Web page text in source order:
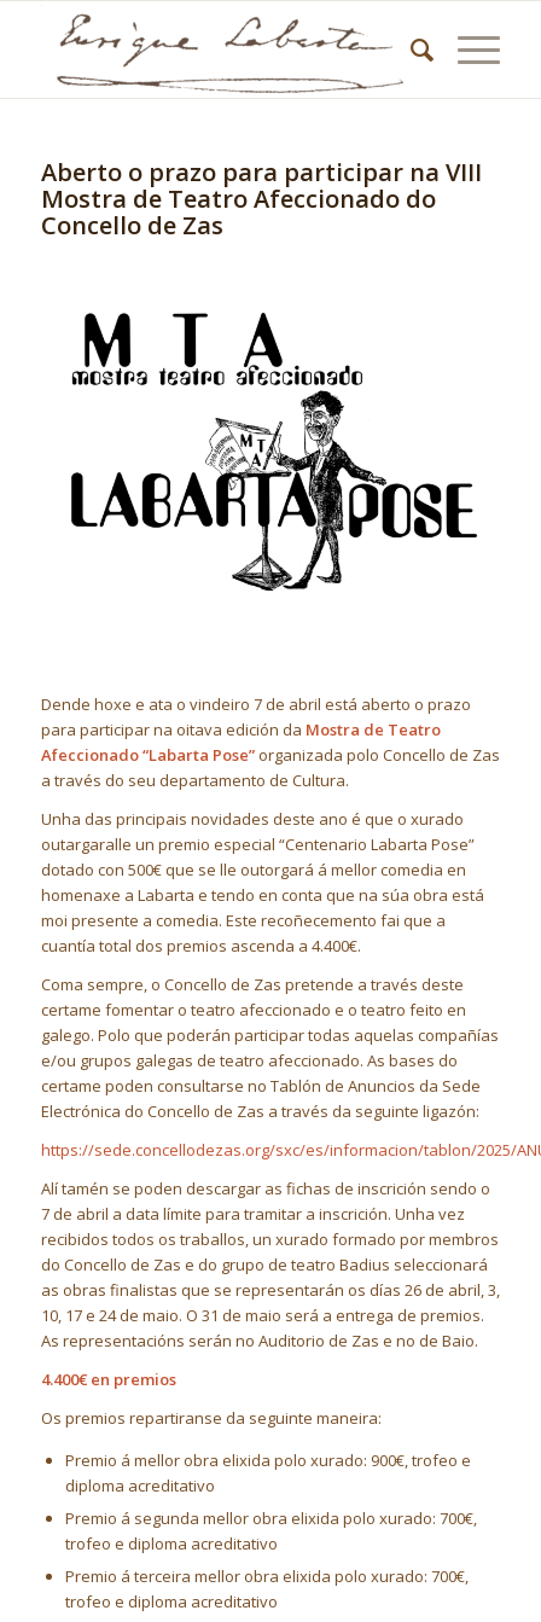
Aberto o prazo para participar na VIII
Mostra de Teatro Afeccionado do
Concello de Zas
Dende hoxe e ata o vindeiro 7 de abril está aberto o prazo
para participar na oitava edición da Mostra de Teatro
Afeccionado “Labarta Pose”organizada polo Concello de Zas
a través do seu departamento de Cultura.
Unha das principais novidades deste ano é que o xurado
outargaralle un premio especial “Centenario Labarta Pose”
dotado con 500€ que se lle outorgará á mellor comedia en
homenaxe a Labarta e tendo en conta que na súa obra está
moi presente a comedia. Este recoñecemento fai que a
cuantía total dos premios ascenda a 4.400€.
Coma sempre, o Concello de Zas pretende a través deste
certame fomentar o teatro afeccionado e o teatro feito en
galego. Polo que poderán participar todas aquelas compañías
e/ou grupos galegas de teatro afeccionado. As bases do
certame poden consultarse no Tablón de Anuncios da Sede
Electrónica do Concello de Zas a través da seguinte ligazón:
https://sede.concellodezas.org/sxc/es/informacion/tablon/2025/
Alí tamén se poden descargar as fichas de inscrición sendo o
7 de abril a data límite para tramitar a inscrición. Unha vez
recibidos todos os traballos, un xurado formado por membros
do Concello de Zas e do grupo de teatro Badius seleccionará
as obras finalistas que se representarán os días 26 de abril, 3,
10, 17 e 24 de maio. O 31 de maio será a entrega de premios.
As representacións serán no Auditorio de Zas e no de Baio.
4.400€ en premios
Os premios repartiranse da seguinte maneira:
Premio á mellor obra elixida polo xurado: 900€, trofeo e
diploma acreditativo
Premio á segunda mellor obra elixida polo xurado: 700€,
trofeo e diploma acreditativo
Premio á terceira mellor obra elixida polo xurado: 700€,
trofeo e diploma acreditativo